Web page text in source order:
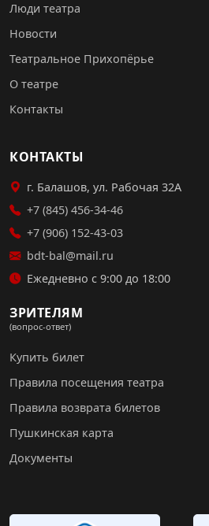
Люди театра
Новости
Театральное Прихопёрье
О театре
Контакты
КОНТАКТЫ
г. Балашов, ул. Рабочая 32А
+7 (845) 456-34-46
+7 (906) 152-43-03
bdt-bal@mail.ru
Ежедневно с 9:00 до 18:00
ЗРИТЕЛЯМ
(вопрос-ответ)
Купить билет
Правила посещения театра
Правила возврата билетов
Пушкинская карта
Документы